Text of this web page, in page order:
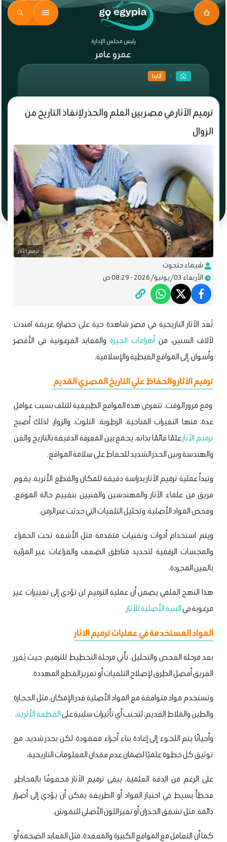
رئيس مجلس الإدارة
عمرو عامر
آثارنا
ترميم الآثار في مصر بين العلم والحذر لإنقاذ التاريخ من
الزوال
ترميم الأثار
شيماء حتحوت
الأربعاء 03/يونيو/2026 - 08:29 ص
تُعد الآثار التاريخية في مصر شاهدة حية على حضارة عريقة امتدت
لآلاف السنين، منأهرامات الجيزة والمعابد الفرعونية في الأقصر
وأسوان، إلى المواقع القبطية والإسلامية.
ترميم الآثار والحفاظ علي التاريخ المصري القديم
ومع مرور الوقت، تتعرض هذه المواقع الطبيعية للتلف بسبب عوامل
عدة، منها التغيرات المناخية، الرطوبة، التلوث، والزوار، لذلك أصبح
ترميم الآثارعلمًا قائمًا بذاته، يجمع بين المعرفة الدقيقة بالتاريخ والفن
والهندسة وبين الحذر الشديد للحفاظ على سلامة المواقع.
وتبدأ عملية ترميم الآثار بدراسة دقيقة للمكان والقطع الأثرية. يقوم
فريق من علماء الآثار والمهندسين والفنيين بتقييم حالة الموقع،
وفحص المواد الأصلية، وتحليل التلفيات التي حدثت عبر الزمن.
ويتم استخدام أدوات وتقنيات متقدمة مثل الأشعة تحت الحمراء
والمجسات الرقمية لتحديد مناطق الضعف والفراغات غير المرئية
بالعين المجردة.
هذا النهج العلمي يضمن أن عملية الترميم لن تؤدي إلى تغييرات غير
مرغوبة فيالبنية الأصلية للآثار.
المواد المستخدمة في عمليات ترميم الاثار
بعد مرحلة الفحص والتحليل، تأتي مرحلة التخطيط للترميم، حيث يُقرر
الفريق أفضل الطرق لإصلاح التلفيات أو تعزيز القطع المهددة.
وتستخدم مواد متوافقة مع المواد الأصلية قدر الإمكان، مثل الحجارة
والطين والملاط القديم، لتجنب أي تأثيرات سلبية علىالقطعة الأثرية.
وأحيانًا يتم اللجوء إلى إعادة بناء أجزاء مفقودة، لكن بحذر شديد، مع
توثيق كل خطوة علميًا لضمان عدم فقدان المعلومات التاريخية.
على الرغم من الدقة العلمية، يبقى ترميم الآثار محفوفًا بالمخاطر،
فخطأ بسيط في اختيار المواد أو الطريقة يمكن أن يؤدي إلى أضرار
دائمة، مثل تشقق الجدران أو تغير اللون الأصلي للنقوش.
كما أن التعامل مع المواقع الكبيرة والمعقدة، مثل المعابد الضخمة أو